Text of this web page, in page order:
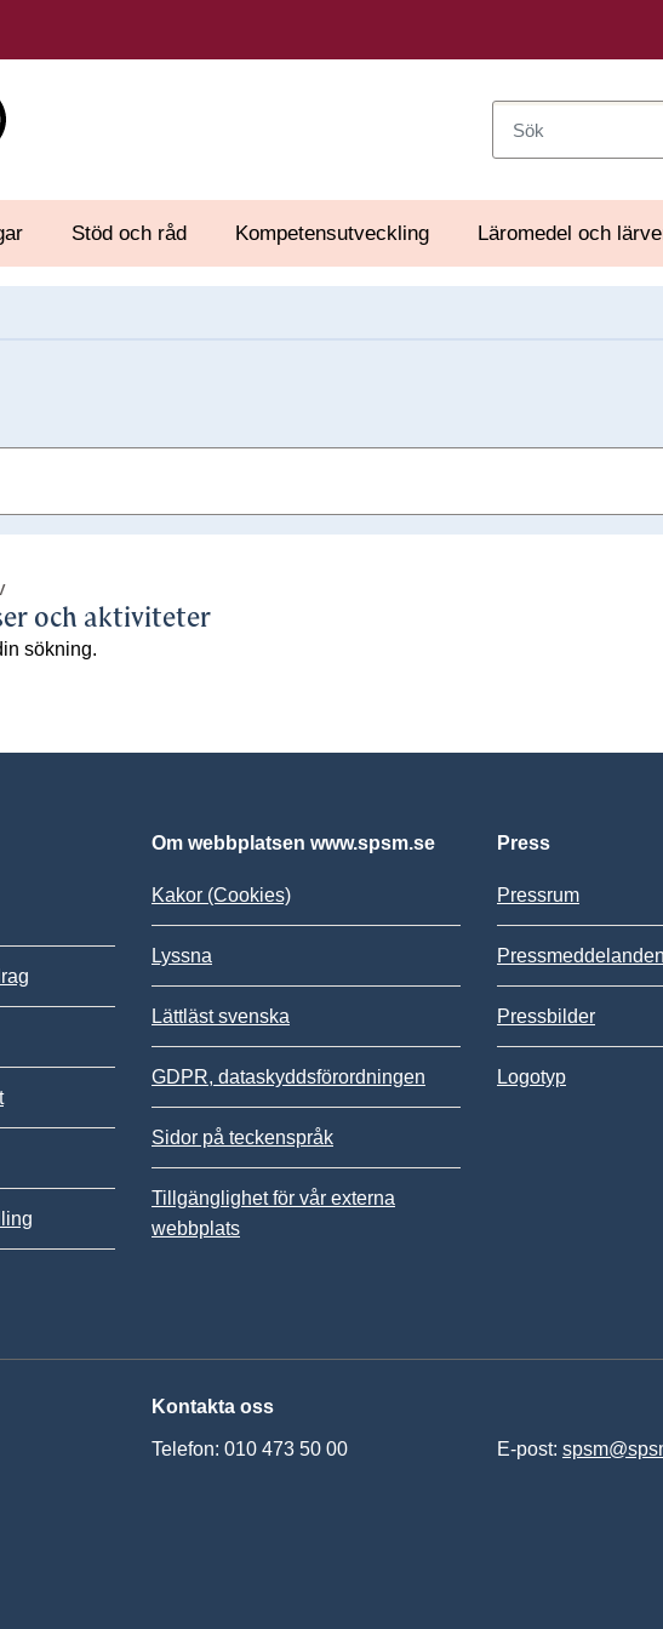
Stöd och råd Kompetensutveckling Läromedel och
och aktiviteter
sökning.
Om webbplatsen www.spsm.se
Kakor (Cookies)
Lyssna
Lättläst svenska
GDPR, dataskyddsförordningen
Sidor på teckenspråk
Tillgänglighet för vår externa
webbplats
Press
Pressrum
Pressmeddelanden
Pressbilder
Logotyp
Kontakta oss
Telefon: 010 473 50 00 E-post: